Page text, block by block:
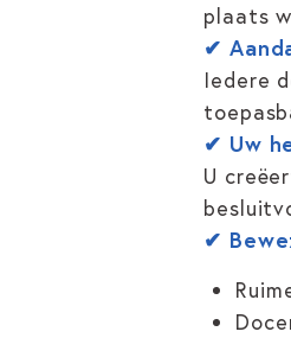
plaats
✔
Iedere
✔ Uw
U
✔